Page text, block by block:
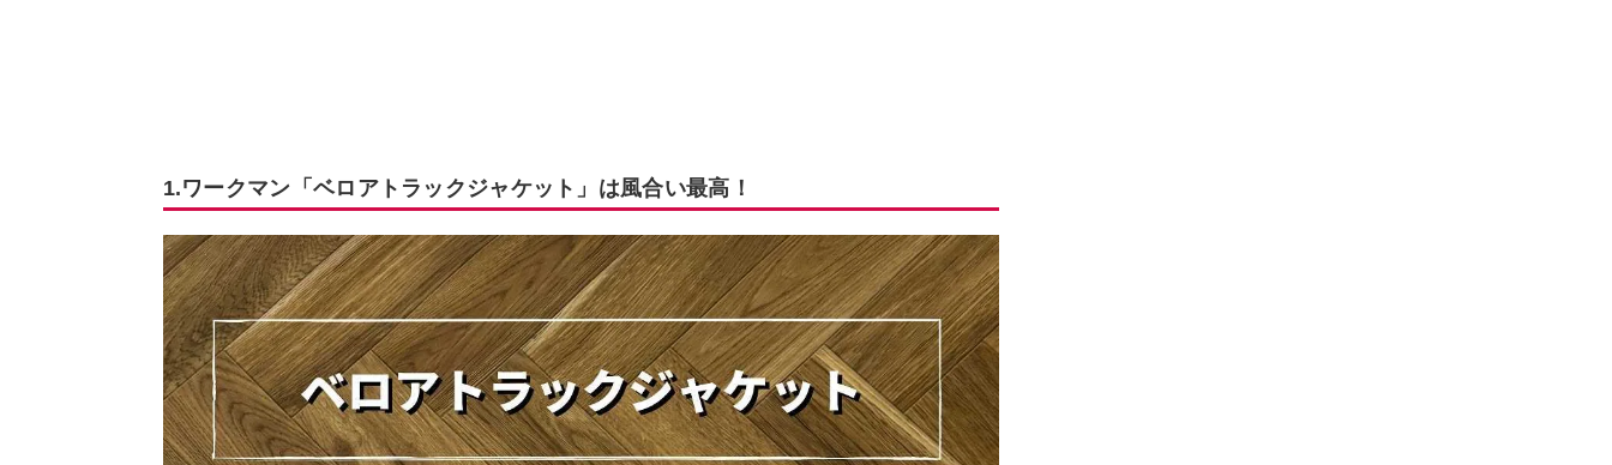
1.ワークマン「ベロアトラックジャケット」は風合い最高！